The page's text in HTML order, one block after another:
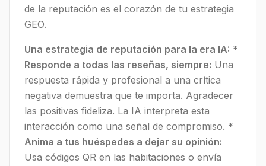
de la reputación es el corazón de tu estrategia
GEO.
Una estrategia de reputación para la era IA: *
Responde a todas las reseñas, siempre: Una
respuesta rápida y profesional a una crítica
negativa demuestra que te importa. Agradecer
las positivas fideliza. La IA interpreta esta
interacción como una señal de compromiso. *
Anima a tus huéspedes a dejar su opinión:
Usa códigos QR en las habitaciones o envía